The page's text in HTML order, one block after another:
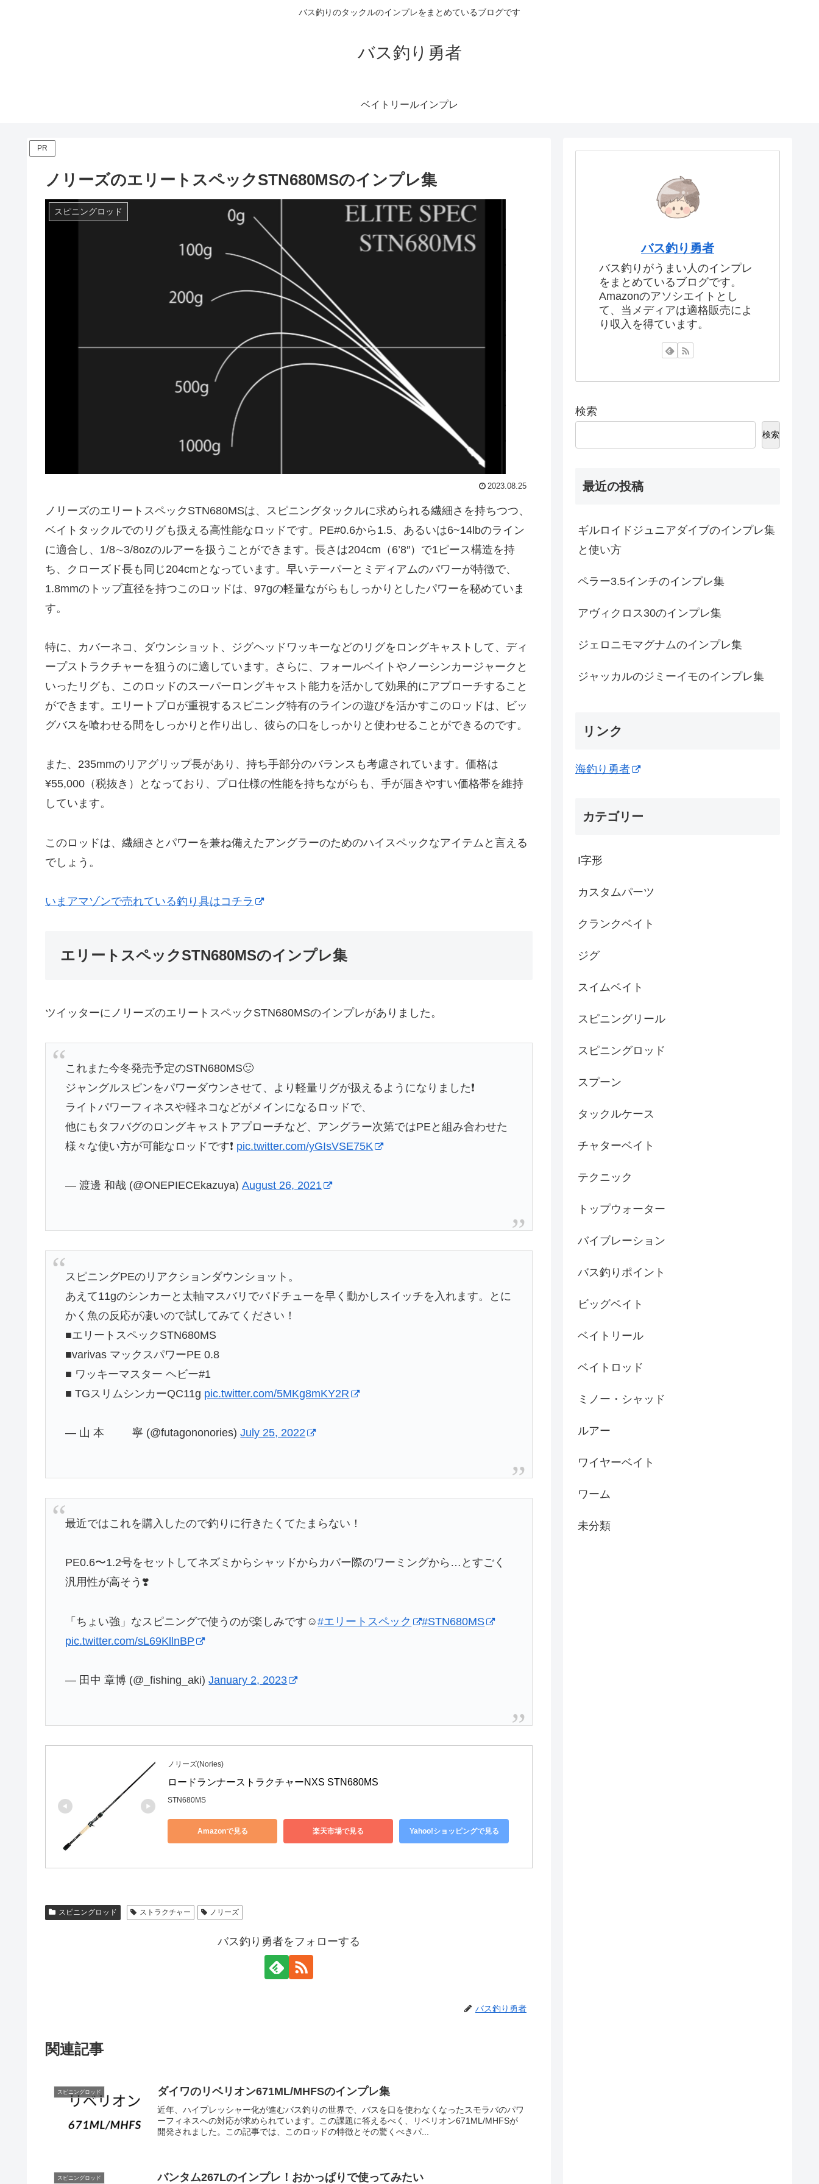
バス釣りのタックルのインプレをまとめているブログです
バス釣り勇者
ベイトリールインプレ
PR
ノリーズのエリートスペックSTN680MSのインプレ集
スピニングロッド
2023.08.25
ノリーズのエリートスペックSTN680MSは、スピニングタックルに求められる繊細さを持ちつつ、
ベイトタックルでのリグも扱える高性能なロッドです。PE#0.6から1.5、あるいは6~14lbのライン
に適合し、1/8∼3/8ozのルアーを扱うことができます。長さは204cm（6’8″）で1ピース構造を持
ち、クローズド長も同じ204cmとなっています。早いテーパーとミディアムのパワーが特徴で、
1.8mmのトップ直径を持つこのロッドは、97gの軽量ながらもしっかりとしたパワーを秘めていま
す。
特に、カバーネコ、ダウンショット、ジグヘッドワッキーなどのリグをロングキャストして、ディ
ープストラクチャーを狙うのに適しています。さらに、フォールベイトやノーシンカージャークと
いったリグも、このロッドのスーパーロングキャスト能力を活かして効果的にアプローチすること
ができます。エリートプロが重視するスピニング特有のラインの遊びを活かすこのロッドは、ビッ
グバスを喰わせる間をしっかりと作り出し、彼らの口をしっかりと使わせることができるのです。
また、235mmのリアグリップ長があり、持ち手部分のバランスも考慮されています。価格は
¥55,000（税抜き）となっており、プロ仕様の性能を持ちながらも、手が届きやすい価格帯を維持
しています。
このロッドは、繊細さとパワーを兼ね備えたアングラーのためのハイスペックなアイテムと言える
でしょう。
いまアマゾンで売れている釣り具はコチラ
エリートスペックSTN680MSのインプレ集
ツイッターにノリーズのエリートスペックSTN680MSのインプレがありました。
これまた今冬発売予定のSTN680MS🙂
ジャングルスピンをパワーダウンさせて、より軽量リグが扱えるようになりました❗️
ライトパワーフィネスや軽ネコなどがメインになるロッドで、
他にもタフバグのロングキャストアプローチなど、アングラー次第ではPEと組み合わせた
様々な使い方が可能なロッドです❗️ pic.twitter.com/yGIsVSE75K
— 渡邊 和哉 (@ONEPIECEkazuya)August 26, 2021
スピニングPEのリアクションダウンショット。
あえて11gのシンカーと太軸マスバリでパドチューを早く動かしスイッチを入れます。とに
かく魚の反応が凄いので試してみてください！
■エリートスペックSTN680MS
■varivas マックスパワーPE 0.8
■ ワッキーマスター ヘビー#1
■ TGスリムシンカーQC11g pic.twitter.com/5MKg8mKY2R
— 山 本 寧 (@futagononories)July 25, 2022
最近ではこれを購入したので釣りに行きたくてたまらない！
PE0.6〜1.2号をセットしてネズミからシャッドからカバー際のワーミングから…とすごく
汎用性が高そう❣️
「ちょい強」なスピニングで使うのが楽しみです☺️#エリートスペック
#STN680MS
pic.twitter.com/sL69KllnBP
— 田中 章博 (@_fishing_aki)January 2, 2023
ノリーズ(Nories)
ロードランナーストラクチャーNXS STN680MS
STN680MS
Amazonで見る 楽天市場で見る Yahoo!ショッピングで見る
スピニングロッド ストラクチャー ノリーズ
バス釣り勇者をフォローする
バス釣り勇者
関連記事
スピニングロッド ダイワのリベリオン671ML/MHFSのインプレ集
近年、ハイプレッシャー化が進むバス釣りの世界で、バスを口を使わなくなったスモラバのパワ
ーフィネスへの対応が求められています。この課題に答えるべく、リベリオン671ML/MHFSが
開発されました。この記事では、このロッドの特徴とその驚くべきパ...
スピニングロッド バンタム267Lのインプレ！おかっぱりで使ってみたい
バス釣り勇者
バス釣りがうまい人のインプレ
をまとめているブログです。
Amazonのアソシエイトとし
て、当メディアは適格販売によ
り収入を得ています。
検索
検索
最近の投稿
ギルロイドジュニアダイブのインプレ集
と使い方
ペラー3.5インチのインプレ集
アヴィクロス30のインプレ集
ジェロニモマグナムのインプレ集
ジャッカルのジミーイモのインプレ集
リンク
海釣り勇者
カテゴリー
I字形
カスタムパーツ
クランクベイト
ジグ
スイムベイト
スピニングリール
スピニングロッド
スプーン
タックルケース
チャターベイト
テクニック
トップウォーター
バイブレーション
バス釣りポイント
ビッグベイト
ベイトリール
ベイトロッド
ミノー・シャッド
ルアー
ワイヤーベイト
ワーム
未分類